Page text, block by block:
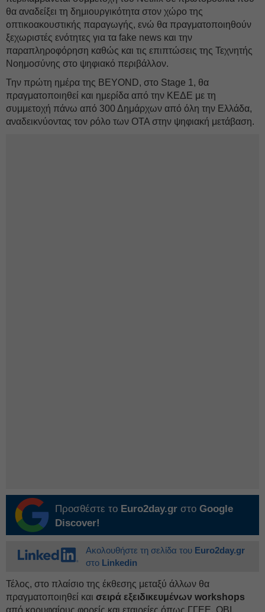
θα αναδείξει τη δημιουργικότητα στον χώρο της
οπτικοακουστικής παραγωγής, ενώ θα πραγματοποιηθούν
ξεχωριστές ενότητες για τα fake news και την
παραπληροφόρηση καθώς και τις επιπτώσεις της Τεχνητής
Νοημοσύνης στο ψηφιακό περιβάλλον.
Την πρώτη ημέρα της BEYOND, στο Stage 1, θα
πραγματοποιηθεί και ημερίδα από την ΚΕΔΕ με τη
συμμετοχή πάνω από 300 Δημάρχων από όλη την Ελλάδα,
αναδεικνύοντας τον ρόλο των ΟΤΑ στην ψηφιακή μετάβαση.
Προσθέστε το Euro2day.gr στο Google
Discover!
Ακολουθήστε τη σελίδα του Euro2day.gr
στο Linkedin
Τέλος, στο πλαίσιο της έκθεσης μεταξύ άλλων θα
πραγματοποιηθεί και σειρά εξειδικευμένων workshops
από κορυφαίους φορείς και εταιρείες όπως ΓΓΕΕ, ΟΒΙ,